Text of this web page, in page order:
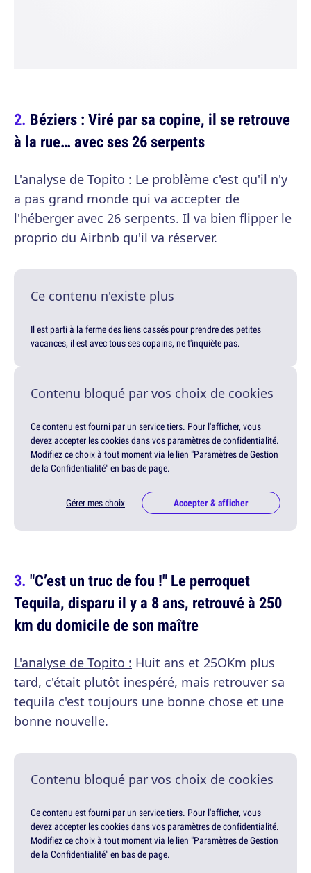
Béziers : Viré par sa copine, il se retrouve
à la rue… avec ses 26 serpents
L'analyse de Topito : Le problème c'est qu'il n'y
a pas grand monde qui va accepter de
l'héberger avec 26 serpents. Il va bien flipper le
proprio du Airbnb qu'il va réserver.
Ce contenu n'existe plus
Il est parti à la ferme des liens cassés pour prendre des petites
vacances, il est avec tous ses copains, ne t'inquiète pas.
Contenu bloqué par vos choix de cookies
Ce contenu est fourni par un service tiers. Pour l'afficher, vous
devez accepter les cookies dans vos paramètres de confidentialité.
Modifiez ce choix à tout moment via le lien "Paramètres de Gestion
de la Confidentialité" en bas de page.
Gérer mes choix Accepter & afficher
"C’est un truc de fou !" Le perroquet
Tequila, disparu il y a 8 ans, retrouvé à 250
km du domicile de son maître
L'analyse de Topito : Huit ans et 25OKm plus
tard, c'était plutôt inespéré, mais retrouver sa
tequila c'est toujours une bonne chose et une
bonne nouvelle.
Contenu bloqué par vos choix de cookies
Ce contenu est fourni par un service tiers. Pour l'afficher, vous
devez accepter les cookies dans vos paramètres de confidentialité.
Modifiez ce choix à tout moment via le lien "Paramètres de Gestion
de la Confidentialité" en bas de page.